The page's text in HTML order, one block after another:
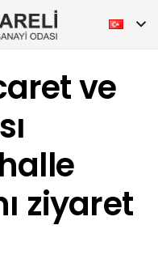
ve
ziyaret